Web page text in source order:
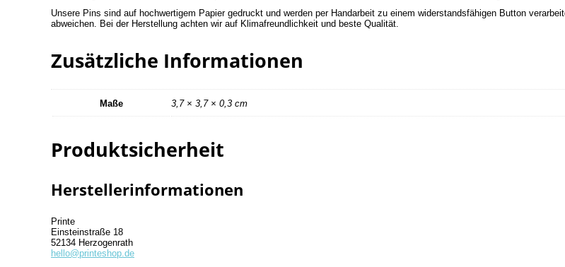
Unsere Pins sind auf hochwertigem Papier gedruckt und werden per Handarbeit zu einem widerstandsfähigen Button
abweichen. Bei der Herstellung achten wir auf Klimafreundlichkeit und beste Qualität.
Zusätzliche Informationen
Maße 3,7 × 3,7 × 0,3 cm
Produktsicherheit
Herstellerinformationen
Printe
Einsteinstraße 18
52134 Herzogenrath
hello@printeshop.de